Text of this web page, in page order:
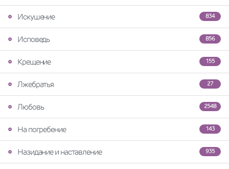
834
Искушение
856
Исповедь
155
Крещение
27
Лжебратья
2548
Любовь
143
На погребение
935
Назидание и наставление